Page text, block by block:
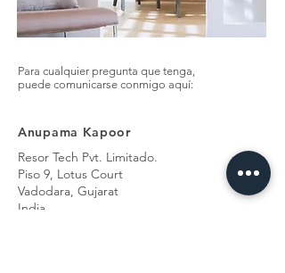
Para cualquier pregunta que tenga,
puede comunicarse conmigo aquí:
Anupama Kapoor
Resor Tech Pvt. Limitado.
Piso 9, Lotus Court
Vadodara, Gujarat
India